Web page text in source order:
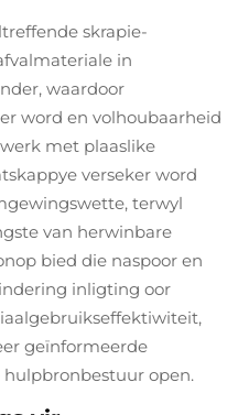
skrapie-
in
waardoor
word en volhoubaarheid
met plaaslike
verseker word
terwyl
van herwinbare
bied die naspoor en
inligting oor
geïnformeerde
open.